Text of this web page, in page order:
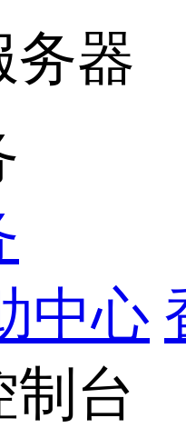
务器
中心
制台